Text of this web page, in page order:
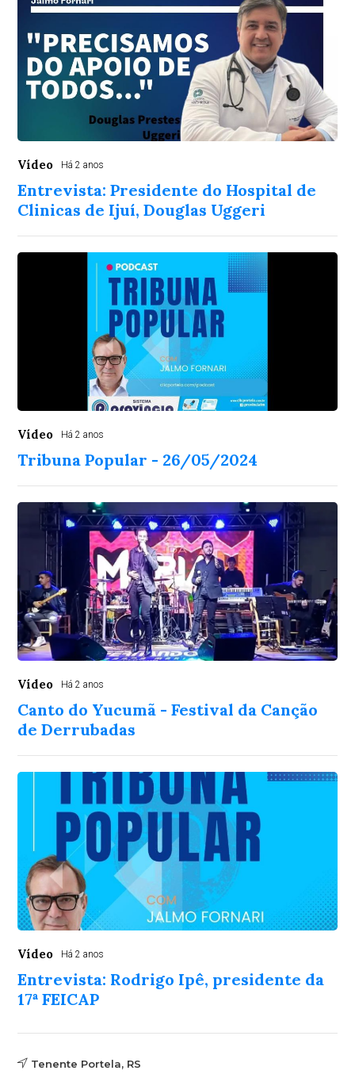
Vídeo Há 2 anos
Entrevista: Presidente do Hospital de
Clinicas de Ijuí, Douglas Uggeri
Vídeo Há 2 anos
Tribuna Popular - 26/05/2024
Vídeo Há 2 anos
Canto do Yucumã - Festival da Canção
de Derrubadas
Vídeo Há 2 anos
Entrevista: Rodrigo Ipê, presidente da
17ª FEICAP
Tenente Portela, RS